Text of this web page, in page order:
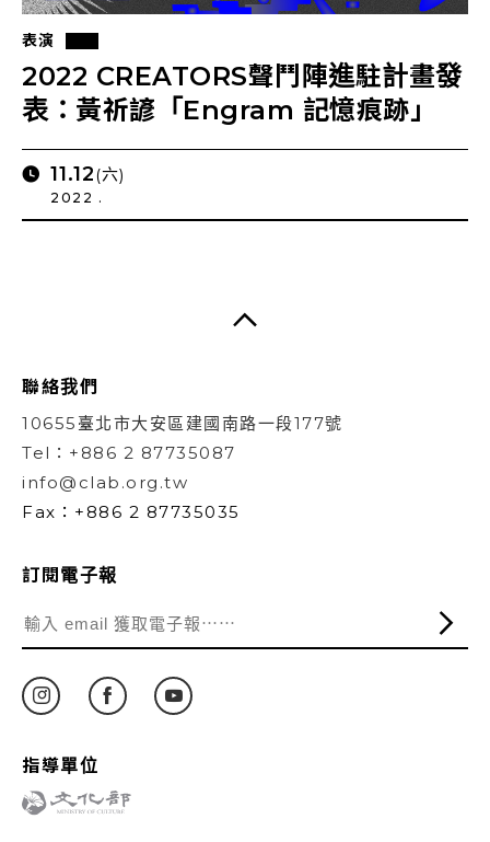
表演
2022 CREATORS聲鬥陣進駐計畫發
表：黃祈諺「Engram 記憶痕跡」
11.12(六)
2022 .
聯絡我們
10655臺北市大安區建國南路一段177號
Tel：+886 2 87735087
info@clab.org.tw
Fax：+886 2 87735035
訂閱電子報
指導單位